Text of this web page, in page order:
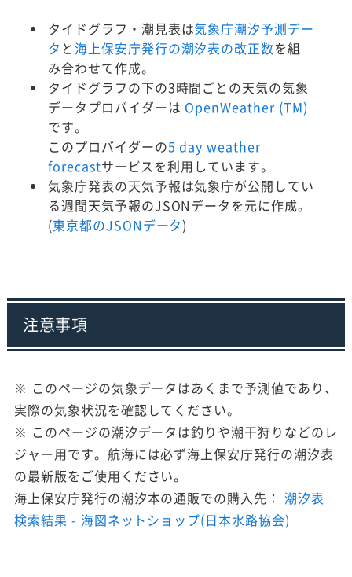
タイドグラフ・潮見表は気象庁潮汐予測デー
タ と 海上保安庁発行の潮汐表の改正数を組
み合わせて作成。
タイドグラフの下の3時間ごとの天気の気象
データプロバイダーは OpenWeather (TM)
です。
このプロバイダーの5 day weather
forecastサービスを利用しています。
気象庁発表の天気予報は気象庁が公開してい
る週間天気予報のJSONデータを元に作成。
(東京都のJSONデータ)
注意事項
※ このページの気象データはあくまで予測値であり、
実際の気象状況を確認してください。
※ このページの潮汐データは釣りや潮干狩りなどのレ
ジャー用です。航海には必ず海上保安庁発行の潮汐表
の最新版をご使用ください。
海上保安庁発行の潮汐本の通販での購入先：潮汐表
検索結果 - 海図ネットショップ(日本水路協会)